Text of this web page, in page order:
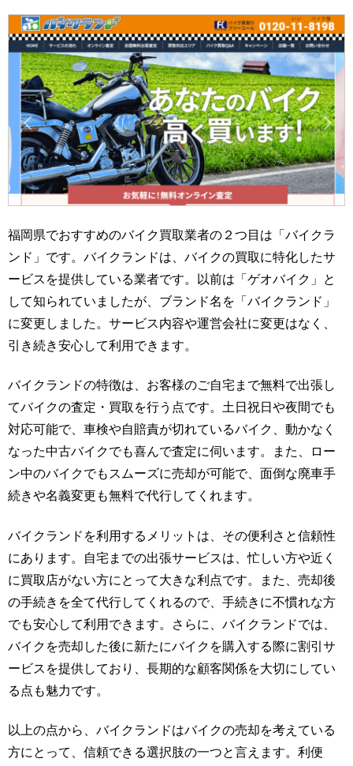
福岡県でおすすめのバイク買取業者の２つ目は「バイクラ
ンド」です。バイクランドは、バイクの買取に特化したサ
ービスを提供している業者です。以前は「ゲオバイク」と
して知られていましたが、ブランド名を「バイクランド」
に変更しました。サービス内容や運営会社に変更はなく、
引き続き安心して利用できます。
バイクランドの特徴は、お客様のご自宅まで無料で出張し
てバイクの査定・買取を行う点です。土日祝日や夜間でも
対応可能で、車検や自賠責が切れているバイク、動かなく
なった中古バイクでも喜んで査定に伺います。また、ロー
ン中のバイクでもスムーズに売却が可能で、面倒な廃車手
続きや名義変更も無料で代行してくれます。
バイクランドを利用するメリットは、その便利さと信頼性
にあります。自宅までの出張サービスは、忙しい方や近く
に買取店がない方にとって大きな利点です。また、売却後
の手続きを全て代行してくれるので、手続きに不慣れな方
でも安心して利用できます。さらに、バイクランドでは、
バイクを売却した後に新たにバイクを購入する際に割引サ
ービスを提供しており、長期的な顧客関係を大切にしてい
る点も魅力です。
以上の点から、バイクランドはバイクの売却を考えている
方にとって、信頼できる選択肢の一つと言えます。利便